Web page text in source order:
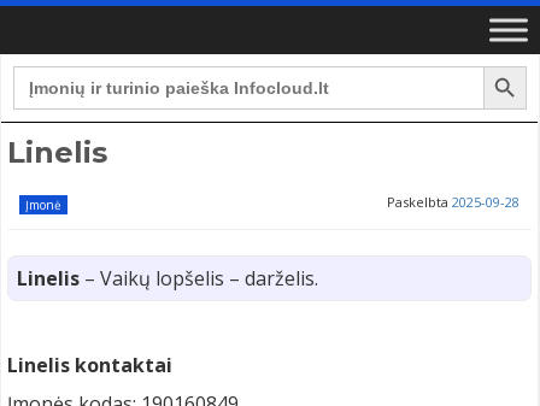
Search
for:
Search Button
Linelis
Įmonė Paskelbta 2025-09-28
Linelis – Vaikų lopšelis – darželis.
Linelis kontaktai